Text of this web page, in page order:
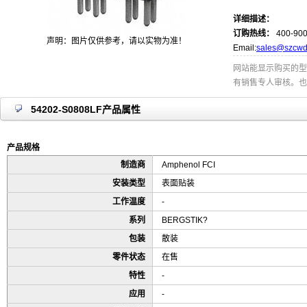
声明：图片仅供参考，请以实物为准！
详细描述：
订购热线：
400-
Email:
网站能显示购买的
有销售专人审核。
54202-S0808LF产品属性
产品规格
制造商
Amphenol FCI
安装类型
表面贴装
工作温度
-
系列
BERGSTIK?
包装
散装
零件状态
在售
特性
-
应用
-